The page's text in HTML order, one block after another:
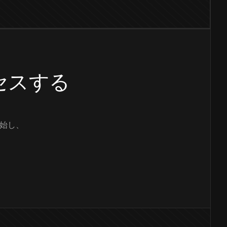
スする
し、